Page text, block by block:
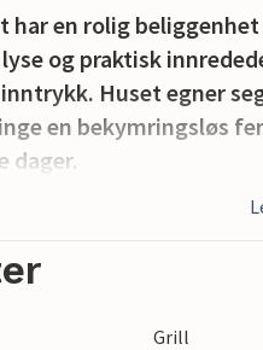
har en rolig
og praktisk
Huset egner
en bekymringsløs
dager.
ned med en kopp
Grill